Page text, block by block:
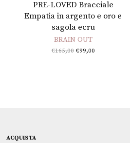
PRE-LOVED Bracciale
Empatia in argento e oro e
sagola ecru
BRAIN OUT
€165,00 Il prezzo
€99,00
ACQUISTA